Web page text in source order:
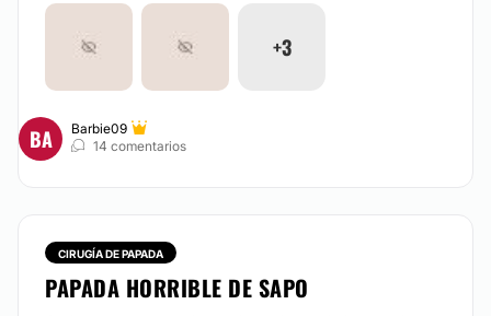
+3
BA
Barbie09
14 comentarios
CIRUGÍA DE PAPADA
PAPADA HORRIBLE DE SAPO